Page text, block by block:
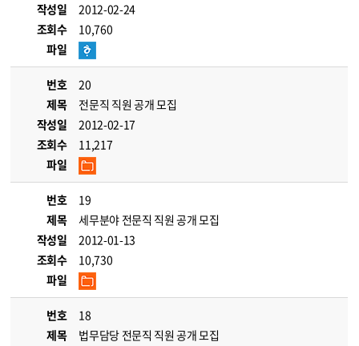
작성일
2012-02-24
조회수
10,760
파일
번호
20
제목
전문직 직원 공개 모집
작성일
2012-02-17
조회수
11,217
파일
번호
19
제목
세무분야 전문직 직원 공개 모집
작성일
2012-01-13
조회수
10,730
파일
번호
18
제목
법무담당 전문직 직원 공개 모집